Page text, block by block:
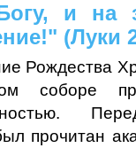
и на
(Луки
Рождества
соборе
прочитан